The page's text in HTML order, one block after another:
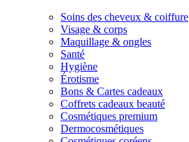
Soins des cheveux & coiffure
Visage & corps
Maquillage & ongles
Santé
Hygiène
Érotisme
Bons & Cartes cadeaux
Coffrets cadeaux beauté
Cosmétiques premium
Dermocosmétiques